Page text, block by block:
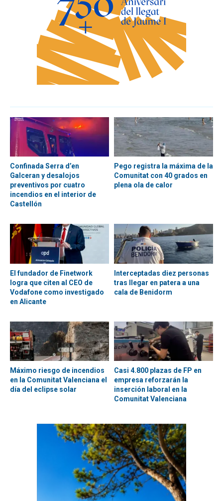
Confinada Serra d’en
Galceran y desalojos
preventivos por cuatro
incendios en el interior de
Castellón
Pego registra la máxima de la
Comunitat con 40 grados en
plena ola de calor
El fundador de Finetwork
logra que citen al CEO de
Vodafone como investigado
en Alicante
Interceptadas diez personas
tras llegar en patera a una
cala de Benidorm
Máximo riesgo de incendios
en la Comunitat Valenciana el
día del eclipse solar
Casi 4.800 plazas de FP en
empresa reforzarán la
inserción laboral en la
Comunitat Valenciana